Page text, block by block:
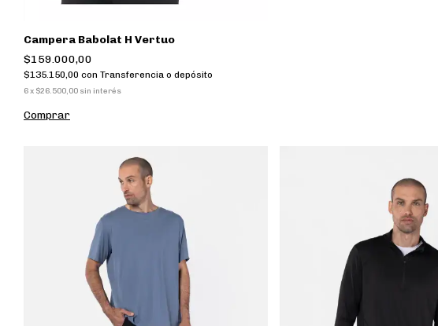
Campera Babolat H Vertuo
$159.000,00
$135.150,00 con Transferencia o depósito
6x $26.500,00 sin interés
Comprar